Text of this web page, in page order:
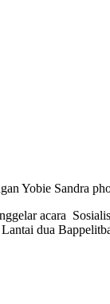
Yobie Sandra
acara
dua